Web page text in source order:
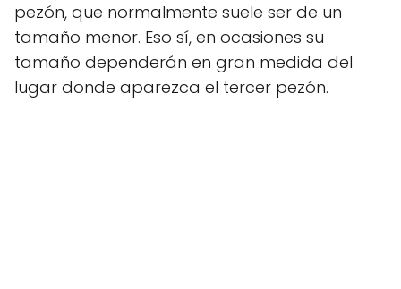
pezón, que normalmente suele ser de un
tamaño menor. Eso sí, en ocasiones su
tamaño dependerán en gran medida del
lugar donde aparezca el tercer pezón.